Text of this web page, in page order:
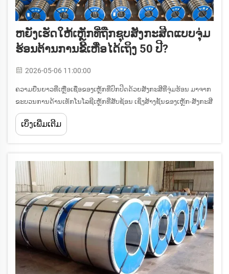
ຫຍັງເຮັດໃຫ້ເຫຼັກທີ່ຖືກຊຸບສັງກະສີດແບບຈຸ່ມ
ຮ້ອນຕ້ານການຂີ້ເຫື່ອໄດ້ເຖິງ 50 ປີ?
2026-05-06 11:00:00
ຄວາມຍືນຍາວທີ່ເຫຼືອເຊື່ອຂອງເຫຼັກທີ່ປົກປິດດ້ວຍສັງກະສີທີ່ຈຸ່ມຮ້ອນ ມາຈາກ
ຂະບວນການດ້ານເທັກໂນໂລຊີເຫຼັກທີ່ສັບຊ້ອນ ເຊິ່ງສ້າງຊັ້ນຂອງເຫຼັກ-ສັງກະສີ
ທີ່ເຊື່ອມປະສານກັນໄດ້ຫຼາຍຊັ້ນ ເຮັດໃຫ້ມັນເປັນໜຶ່ງໃນລະບົບການປົກປິດທີ່
ໝັ້ນຄົງທີ່ສຸດທີ່ມີໃຫ້ແກ່ເຫຼັກ. ສິ່ງນີ້...
ເບິ່ງເພີ່ມເຕີມ